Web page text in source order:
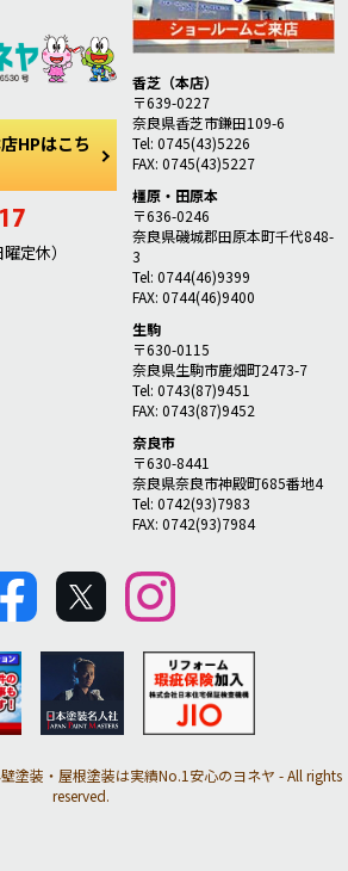
HPはこち
定休）
香芝（本店）
〒639-0227
奈良県香芝市鎌田109-6
Tel: 0745(43)5226
FAX: 0745(43)5227
橿原・田原本
〒636-0246
奈良県磯城郡田原本町千代848-
3
Tel: 0744(46)9399
FAX: 0744(46)9400
生駒
〒630-0115
奈良県生駒市鹿畑町2473-7
Tel: 0743(87)9451
FAX: 0743(87)9452
奈良市
〒630-8441
奈良県奈良市神殿町685番地4
Tel: 0742(93)7983
FAX: 0742(93)7984
塗装・屋根塗装は実績No.1安心のヨネヤ - All rights
reserved.